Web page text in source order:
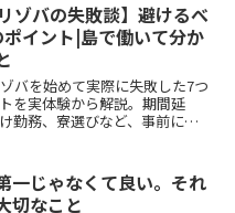
ゾバの失敗談】避けるべ
ポイント|島で働いて分か
バを始めて実際に失敗した7つ
を実体験から解説。期間延
勤務、寮選びなど、事前に知
な注意点を紹介します。
一じゃなくて良い。それ
切なこと